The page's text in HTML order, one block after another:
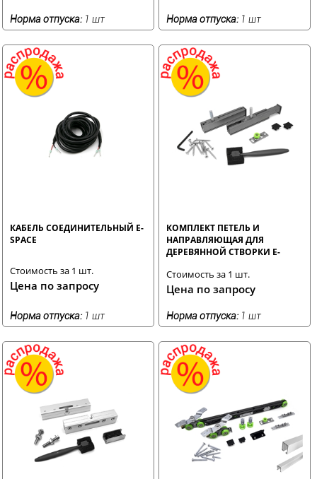
Норма отпуска: 1 шт Норма отпуска: 1 шт
КАБЕЛЬ СОЕДИНИТЕЛЬНЫЙ E-
SPACE
Стоимость за 1 шт.
Цена по запросу
Норма отпуска: 1 шт
КОМПЛЕКТ ПЕТЕЛЬ И
НАПРАВЛЯЮЩАЯ ДЛЯ
ДЕРЕВЯННОЙ СТВОРКИ E-
Стоимость за 1 шт.
Цена по запросу
Норма отпуска: 1 шт